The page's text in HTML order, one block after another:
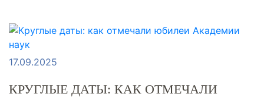
17.09.2025
КРУГЛЫЕ ДАТЫ: КАК ОТМЕЧАЛИ